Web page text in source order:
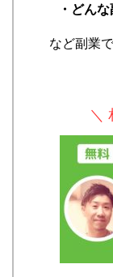
・どん
など副業
＼